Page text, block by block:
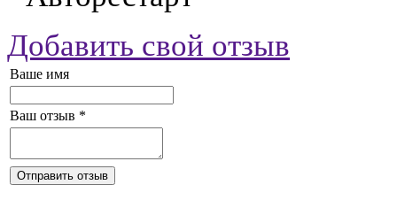
Добавить свой отзыв
Ваше имя
Ваш отзыв *
Отправить отзыв